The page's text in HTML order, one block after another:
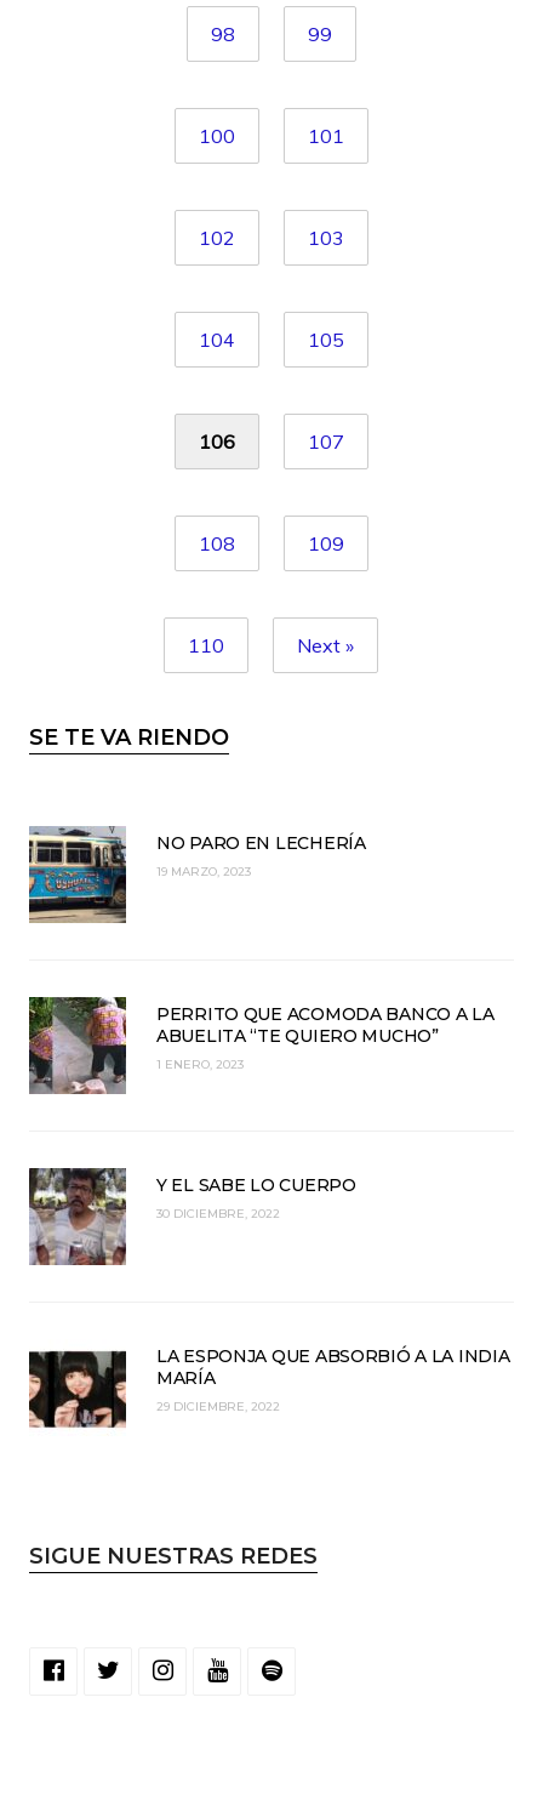
98 99
100 101
102 103
104 105
106 107
108 109
110 Next »
SE TE VA RIENDO
NO PARO EN LECHERÍA
19 MARZO, 2023
PERRITO QUE ACOMODA BANCO A LA
ABUELITA “TE QUIERO MUCHO”
1 ENERO, 2023
Y EL SABE LO CUERPO
30 DICIEMBRE, 2022
LA ESPONJA QUE ABSORBIÓ A LA INDIA
MARÍA
29 DICIEMBRE, 2022
SIGUE NUESTRAS REDES